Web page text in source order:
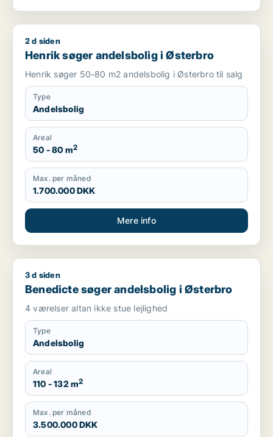
Henrik søger andelsbolig i Østerbro
2 d siden
Henrik søger andelsbolig i Østerbro
Henrik søger 50-80 m2 andelsbolig i Østerbro til salg
Type
Andelsbolig
Areal
50 - 80 m2
Max. per måned
1.700.000 DKK
Mere info
Benedicte søger andelsbolig i Østerbro
3 d siden
Benedicte søger andelsbolig i Østerbro
4 værelser altan ikke stue lejlighed
Type
Andelsbolig
Areal
110 - 132 m2
Max. per måned
3.500.000 DKK